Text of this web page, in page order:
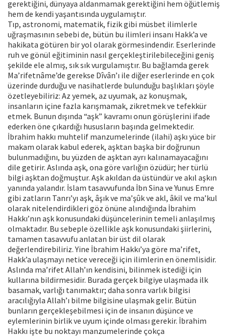
gerektiğini, dünyaya aldanmamak gerektiğini hem öğütlemiş
hem de kendi yaşantısında uygulamıştır.
Tıp, astronomi, matematik, fizik gibi müsbet ilimlerle
uğraşmasının sebebi de, bütün bu ilimleri insanı Hakk’a ve
hakikata götüren bir yol olarak görmesindendir. Eserlerinde
ruh ve gönül eğitiminin nasıl gerçekleştirilebileceğini geniş
şekilde ele almış, sık sık vurgulamıştır. Bu bağlamda gerek
Ma’rifetnâme’de gerekse Dîvân’ı ile diğer eserlerinde en çok
üzerinde durduğu ve nasihatlerde bulunduğu başlıkları şöyle
özetleyebiliriz: Az yemek, az uyumak, az konuşmak,
insanların içine fazla karışmamak, zikretmek ve tefekkür
etmek. Bunun dışında “aşk” kavramı onun görüşlerini ifade
ederken öne çıkardığı hususların başında gelmektedir.
İbrahim hakkı muhtelif manzumelerinde (ilahi) aşkı yüce bir
makam olarak kabul ederek, aşktan başka bir doğrunun
bulunmadığını, bu yüzden de aşktan ayrı kalınamayacağını
dile getirir. Aslında aşk, ona göre varlığın özüdür; her türlü
bilgi aşktan doğmuştur. Aşk akıldan da üstündür ve akıl aşkın
yanında yalandır. İslam tasavvufunda İbn Sina ve Yunus Emre
gibi zatların Tanrı’yı aşk, âşık ve ma’şûk ve akl, âkil ve ma’kul
olarak nitelendirdikleri göz önüne alındığında İbrahim
Hakkı’nın aşk konusundaki düşüncelerinin temeli anlaşılmış
olmaktadır. Bu sebeple özellikle aşk konusundaki şiirlerini,
tamamen tasavvufu anlatan bir üst dil olarak
değerlendirebiliriz. Yine İbrahim Hakkı’ya göre ma’rifet,
Hakk’a ulaşmayı netice vereceği için ilimlerin en önemlisidir.
Aslında ma’rifet Allah’ın kendisini, bilinmek istediği için
kullarına bildirmesidir. Burada gerçek bilgiye ulaşmada ilk
basamak, varlığı tanımaktır; daha sonra varlık bilgisi
aracılığıyla Allah’ı bilme bilgisine ulaşmak gelir. Bütün
bunların gerçekleşebilmesi için de insanın düşünce ve
eylemlerinin birlik ve uyum içinde olması gerekir. İbrahim
Hakkı işte bu noktayı manzumelerinde çokça